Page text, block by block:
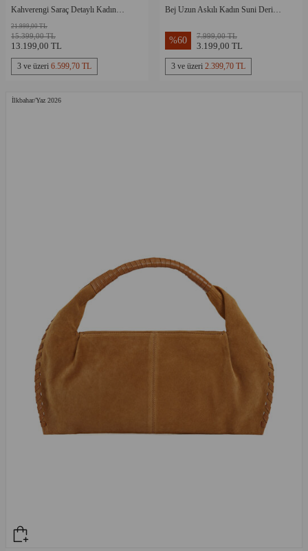
Kahverengi Saraç Detaylı Kadın
Deri Çanta
21.999,00 TL
15.399,00 TL
13.199,00 TL
3 ve üzeri 6.599,70 TL
Bej Uzun Askılı Kadın Suni Deri
%60 7.999,00 TL
3.199,00 TL
3 ve üzeri 2.399,70 TL
İlkbahar/Yaz 2026